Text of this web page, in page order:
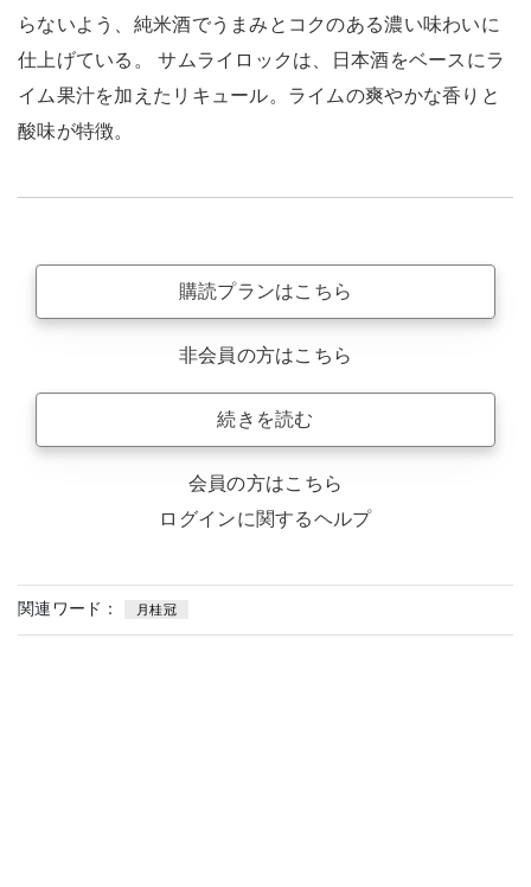
らないよう、純米酒でうまみとコクのある濃い味わいに
仕上げている。 サムライロックは、日本酒をベースにラ
イム果汁を加えたリキュール。ライムの爽やかな香りと
酸味が特徴。
購読プランはこちら
非会員の方はこちら
続きを読む
会員の方はこちら
ログインに関するヘルプ
関連ワード： 月桂冠